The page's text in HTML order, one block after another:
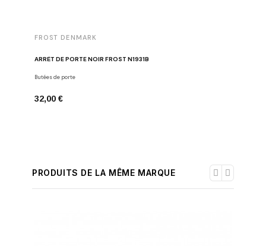
FROST DENMARK
ARRÊT DE PORTE NOIR FROST N1931B
Butées de porte
32,00 €
PRODUITS DE LA MÊME MARQUE